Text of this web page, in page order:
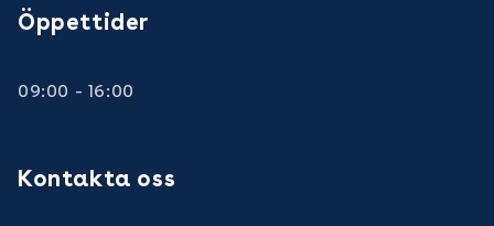
Öppettider
09:00 - 16:00
Kontakta oss